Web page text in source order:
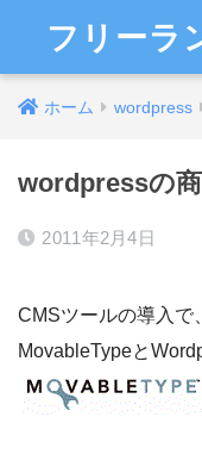
フリーラ
ホーム wordpress
wordpressの
2011年2月4日
CMSツールの導入で
MovableTypeと